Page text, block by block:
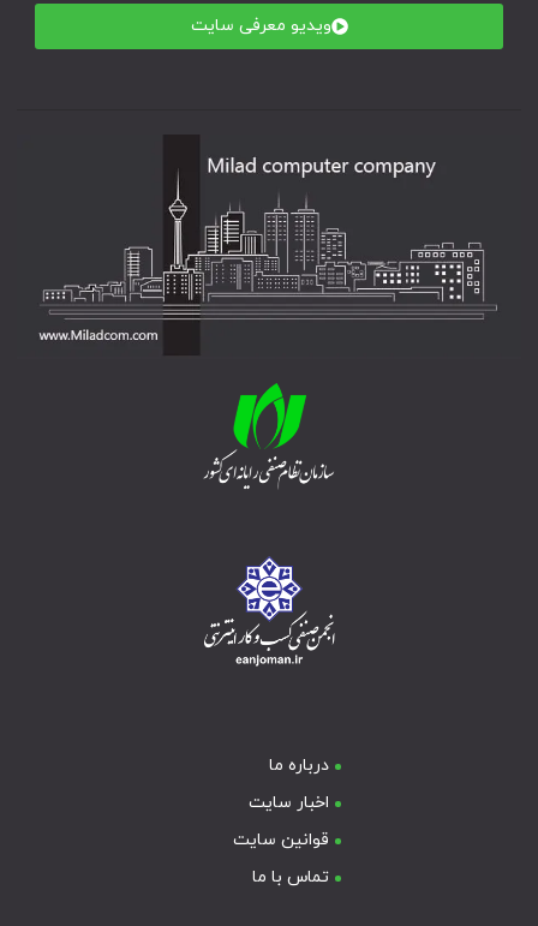
ویدیو معرفی سایت
درباره ما
اخبار سایت
قوانین سایت
تماس با ما